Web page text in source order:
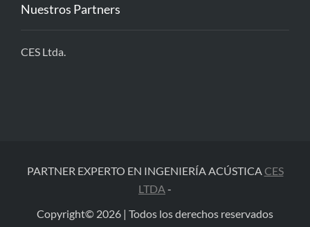
Nuestros Partners
CES Ltda.
PARTNER EXPERTO EN INGENIERÍA ACÚSTICA CES
LTDA -
Copyright© 2026 | Todos los derechos reservados